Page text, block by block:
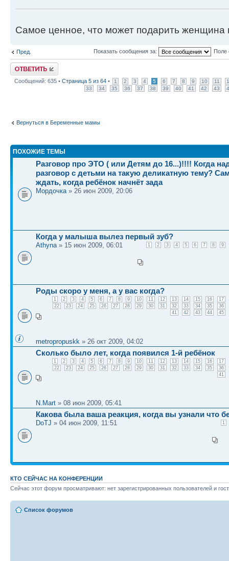
Самое ценное, что может подарить женщина
Пред. Показать сообщения за: Поле
Ответить
Сообщений: 635 • Страница 5 из 64 • 1 2 3 4 5 6 7 8 9 10 11
33
34 35 36 37 38 39 40 41 42 43
Вернуться в Беременные мамы
ПОХОЖИЕ ТЕМЫ
Разговор про ЭТО ( или Детям до 16...)!!!! Когда
разговор с детьми на такую деликатную тему?
ждать, когда ребёнок начнёт зада
Мордочка» 26 июн 2009, 20:06
Когда у малыша вылез первый зуб?
1 2 3 4 5 6 7 8 9
Athyna» 15 июн 2009, 06:01
Роды скоро у меня, а у вас когда?
1 2 3 4 5 6 7 8 9 10 11 12 13 14 15 16
17
22
23 24 25 26 27 28 29 30 31 32 33 34 35
36
41
42 43 44 45
metropropuskk » 26 окт 2009, 04:02
Сколько было лет, когда появился 1-й ребёнок
1 2 3 4 5 6 7 8 9 10 11 12 13 14 15 16
17
22
23 24 25 26 27 28 29 30 31 32 33 34 35
36
41
N.Mart » 08 июн 2009, 05:41
Какова была ваша реакция, когда вы узнали что
1
DoTJ » 04 июн 2009, 11:51
КТО СЕЙЧАС НА КОНФЕРЕНЦИИ
Сейчас этот форум просматривают: нет зарегистрированных пользователей и
Список форумов